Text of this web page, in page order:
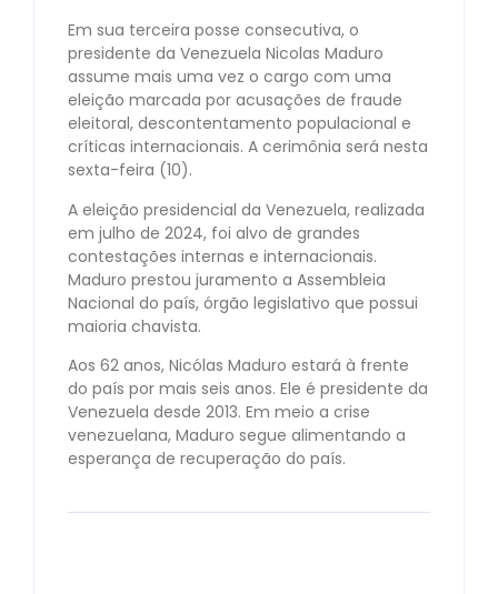
Em sua terceira posse consecutiva, o
presidente da Venezuela Nicolas Maduro
assume mais uma vez o cargo com uma
eleição marcada por acusações de fraude
eleitoral, descontentamento populacional e
críticas internacionais. A cerimônia será nesta
sexta-feira (10).
A eleição presidencial da Venezuela, realizada
em julho de 2024, foi alvo de grandes
contestações internas e internacionais.
Maduro prestou juramento a Assembleia
Nacional do país, órgão legislativo que possui
maioria chavista.
Aos 62 anos, Nicólas Maduro estará à frente
do país por mais seis anos. Ele é presidente da
Venezuela desde 2013. Em meio a crise
venezuelana, Maduro segue alimentando a
esperança de recuperação do país.